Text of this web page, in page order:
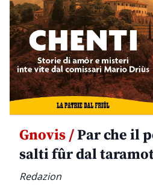
Gnovis /Par che il
salti fûr dal
Redazion